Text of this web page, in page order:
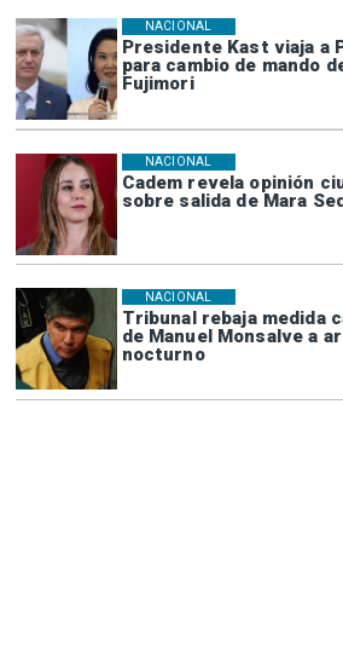
Presidente Kast viaja a
para cambio de mando
Fujimori
NACIONAL
Cadem revela opinión
sobre salida de Mara
NACIONAL
Tribunal rebaja medida
de Manuel Monsalve a
nocturno
NACIONAL